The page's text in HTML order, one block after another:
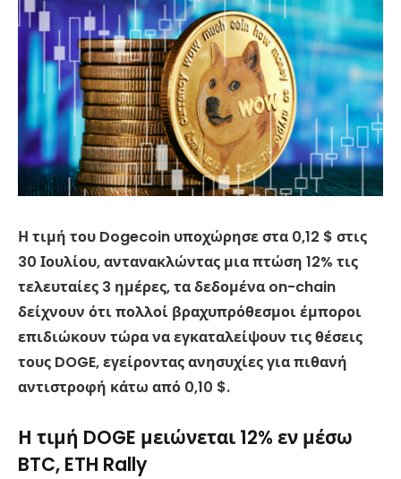
Η τιμή του Dogecoin υποχώρησε στα 0,12 $ στις
30 Ιουλίου, αντανακλώντας μια πτώση 12% τις
τελευταίες 3 ημέρες, τα δεδομένα on-chain
δείχνουν ότι πολλοί βραχυπρόθεσμοι έμποροι
επιδιώκουν τώρα να εγκαταλείψουν τις θέσεις
τους DOGE, εγείροντας ανησυχίες για πιθανή
αντιστροφή κάτω από 0,10 $.
Η τιμή DOGE μειώνεται 12% εν μέσω
BTC, ETH Rally